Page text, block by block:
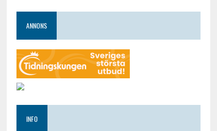
ANNONS
INFO